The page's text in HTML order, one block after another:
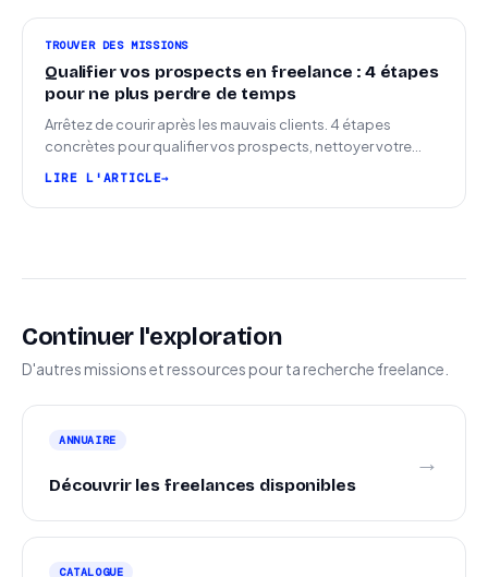
TROUVER DES MISSIONS
Qualifier vos prospects en freelance : 4 étapes
pour ne plus perdre de temps
Arrêtez de courir après les mauvais clients. 4 étapes
concrètes pour qualifier vos prospects, nettoyer votre
LIRE L'ARTICLE
Continuer l'exploration
D'autres missions et ressources pour ta recherche freelance.
ANNUAIRE
Découvrir les freelances disponibles
→
CATALOGUE